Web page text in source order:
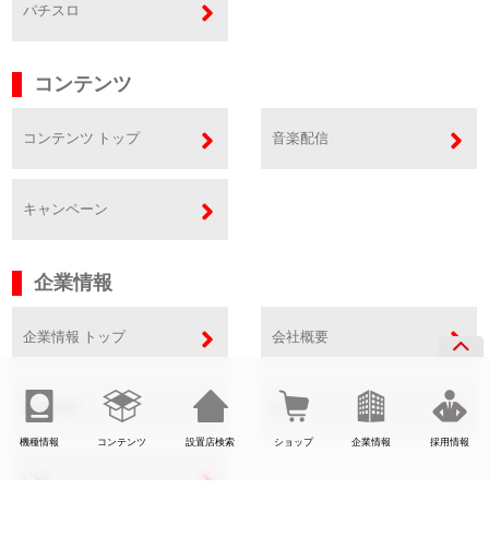
機種情報 コンテンツ 設置店検索 ショップ 企業情報 採用情報
パチスロ
コンテンツ
コンテンツ トップ 音楽配信
キャンペーン
企業情報
企業情報 トップ 会社概要
事業内容 SDGs